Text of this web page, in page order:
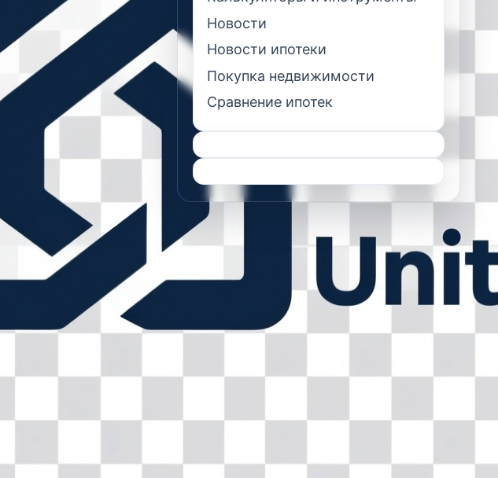
Новости
Новости ипотеки
Покупка недвижимости
Сравнение ипотек